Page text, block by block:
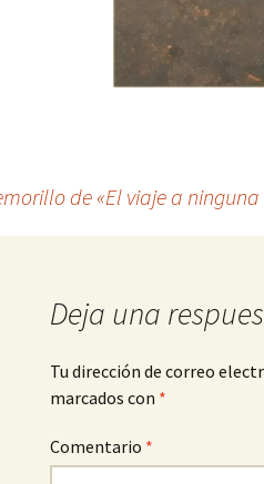
de «El viaje a
Deja una
Tu dirección de correo
marcados con *
Comentario *